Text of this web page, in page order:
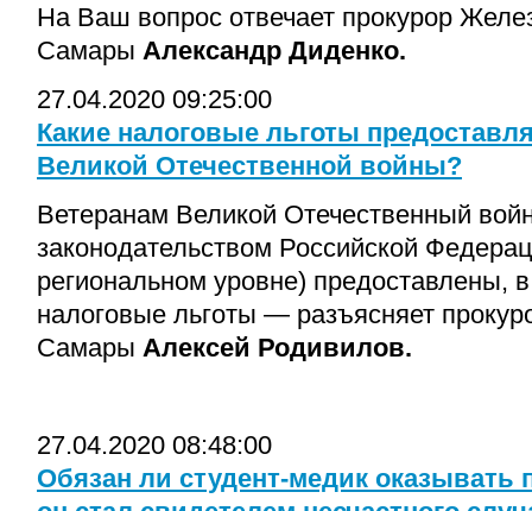
На Ваш вопрос отвечает прокурор
Самары Александр Диденко.
27.04.2020 09:25:00
Какие налоговые льготы
Великой Отечественной войны?
Ветеранам Великой Отечественный
законодательством Российской
региональном уровне) предоставлены,
налоговые льготы — разъясняет
Самары Алексей Родивилов.
27.04.2020 08:48:00
Обязан ли студент-медик